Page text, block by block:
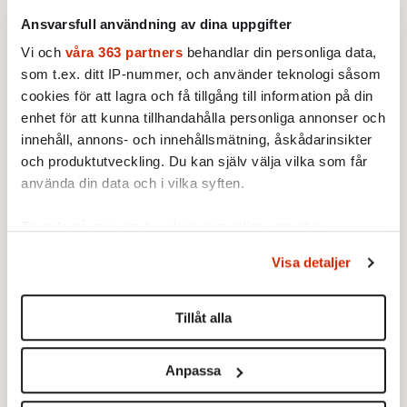
Ansvarsfull användning av dina uppgifter
Vi och våra 363 partners behandlar din personliga data,
som t.ex. ditt IP-nummer, och använder teknologi såsom
cookies för att lagra och få tillgång till information på din
enhet för att kunna tillhandahålla personliga annonser och
innehåll, annons- och innehållsmätning, åskådarinsikter
och produktutveckling. Du kan själv välja vilka som får
använda din data och i vilka syften.
Du kan ändra eller dra tillbaka ditt samtycke när som
helst från cookie-förklaringen.
Vi använder enhetsidentifierare för att anpassa innehållet
för sociala medier och analysera vår trafik. Vi
vidarebefordrar även sådana identifierare och annan
Visa detaljer
Tillåt alla
Anpassa
STICKET
2.Sakine Madon:Efter islamistdådet oroar sig
vänstern för Agnes Wold
3.Dan Korn:Quisling, quislingar och sten i glashus
Ja, AC är ett hot mot den
franska civilisationen